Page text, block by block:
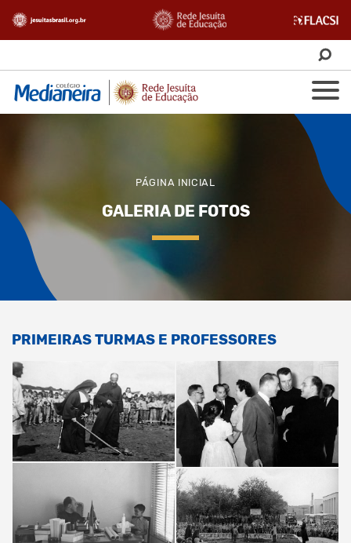
PÁGINA INICIAL
GALERIA DE FOTOS
PRIMEIRAS TURMAS E PROFESSORES